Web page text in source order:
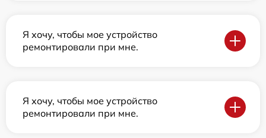
Я хочу, чтобы мое устройство
ремонтировали при мне.
Я хочу, чтобы мое устройство
ремонтировали при мне.